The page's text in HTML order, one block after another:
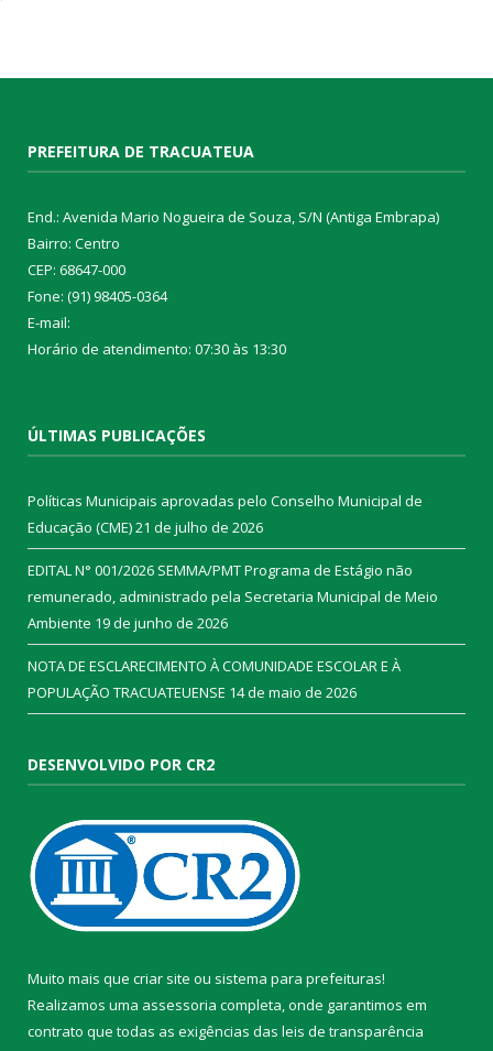
PREFEITURA DE TRACUATEUA
End.: Avenida Mario Nogueira de Souza, S/N (Antiga Embrapa)
Bairro: Centro
CEP: 68647-000
Fone: (91) 98405-0364
E-mail:
Horário de atendimento: 07:30 às 13:30
ÚLTIMAS PUBLICAÇÕES
Políticas Municipais aprovadas pelo Conselho Municipal de
Educação (CME)21 de julho de 2026
EDITAL N° 001/2026 SEMMA/PMT Programa de Estágio não
remunerado, administrado pela Secretaria Municipal de Meio
Ambiente 19 de junho de 2026
NOTA DE ESCLARECIMENTO À COMUNIDADE ESCOLAR E À
POPULAÇÃO TRACUATEUENSE 14 de maio de 2026
DESENVOLVIDO POR CR2
Muito mais que criar site ou sistema para prefeituras!
Realizamos uma assessoria completa, onde garantimos em
contrato que todas as exigências das leis de transparência